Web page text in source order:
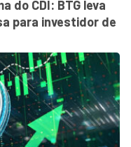
do CDI: BTG leva
para investidor de